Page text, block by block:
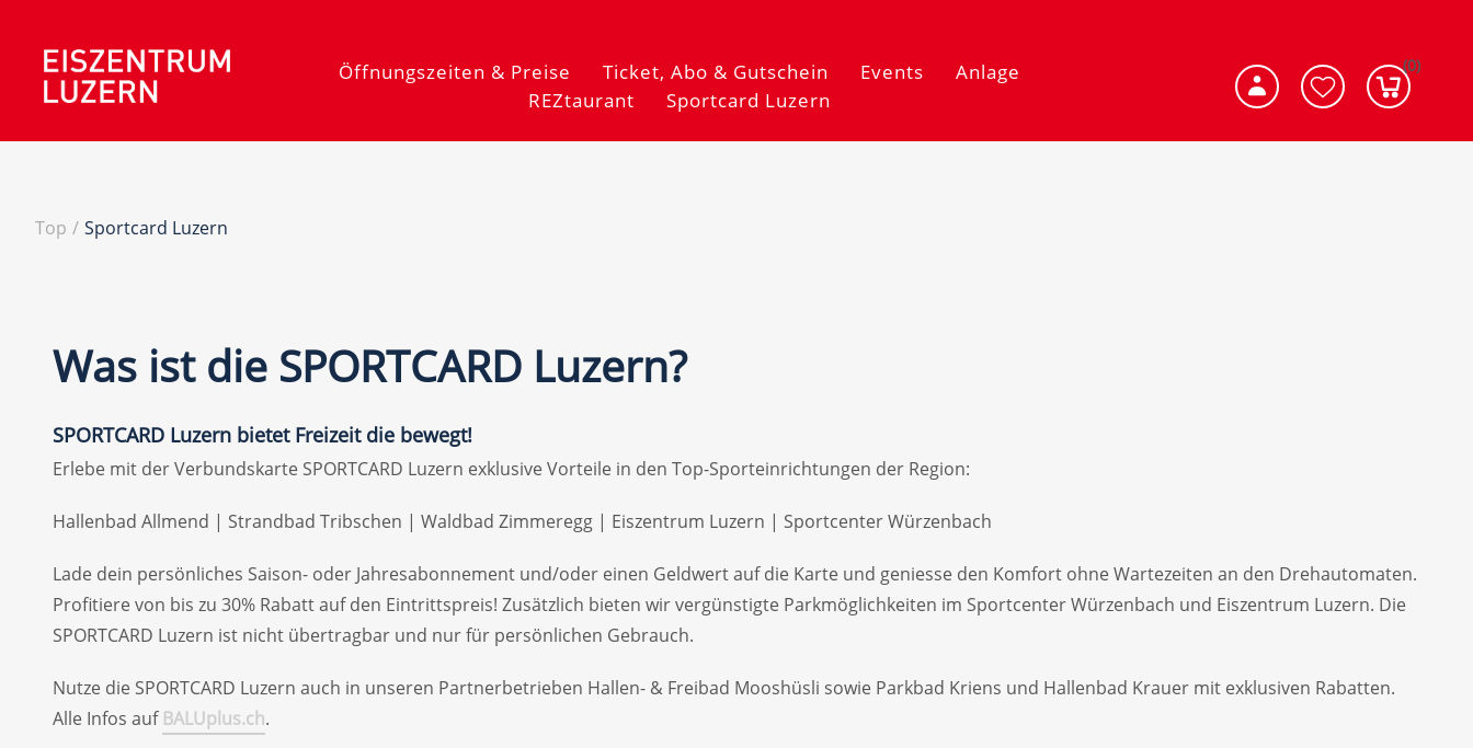
Öffnungszeiten & Preise Ticket, Abo & Gutschein Events
Anlage
REZtaurant
Sportcard Luzern
(0)
Top / Sportcard Luzern
Was ist die SPORTCARD Luzern?
SPORTCARD Luzern bietet Freizeit die bewegt!
Erlebe mit der Verbundskarte SPORTCARD Luzern exklusive Vorteile in den Top-Sporteinrichtungen der Region:
Hallenbad Allmend | Strandbad Tribschen | Waldbad Zimmeregg | Eiszentrum Luzern | Sportcenter Würzenbach
Lade dein persönliches Saison- oder Jahresabonnement und/oder einen Geldwert auf die Karte und geniesse den Komfort ohne Wartezeiten an den Drehautomaten.
Profitiere von bis zu 30% Rabatt auf den Eintrittspreis! Zusätzlich bieten wir vergünstigte Parkmöglichkeiten im Sportcenter Würzenbach und Eiszentrum Luzern. Die
SPORTCARD Luzern ist nicht übertragbar und nur für persönlichen Gebrauch.
Nutze die SPORTCARD Luzern auch in unseren Partnerbetrieben Hallen- & Freibad Mooshüsli sowie Parkbad Kriens und Hallenbad Krauer mit exklusiven Rabatten.
Alle Infos auf BALUplus.ch.